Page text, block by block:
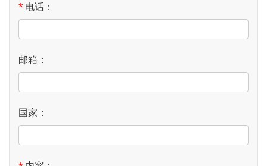
* 电话：
邮箱：
国家：